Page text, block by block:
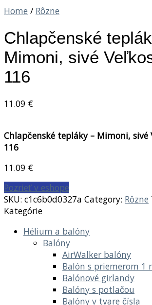
Home / Rôzne
Chlapčenské
Mimoni, sivé
116
11.09 €
Chlapčenské tepláky – Mimoni,
116
11.09 €
Pozrieť v eshope
SKU: c1c6b0d0327a Category: Rôzne
Kategórie
Hélium a balóny
Balóny
AirWalker balóny
Balón s priemerom 1
Balónové girlandy
Balóny s potlačou
Balóny v tvare čísla